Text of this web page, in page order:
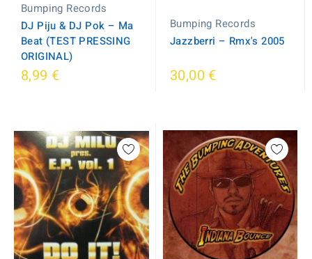
Bumping Records
DJ Piju & DJ Pok ‎– Ma
Beat (TEST PRESSING
ORIGINAL)
8,99 €
Bumping Records
Jazzberri ‎– Rmx's 2005
30,00 €